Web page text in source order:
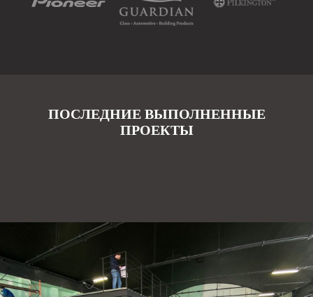
ПОСЛЕДНИЕ ВЫПОЛНЕННЫЕ
ПРОЕКТЫ